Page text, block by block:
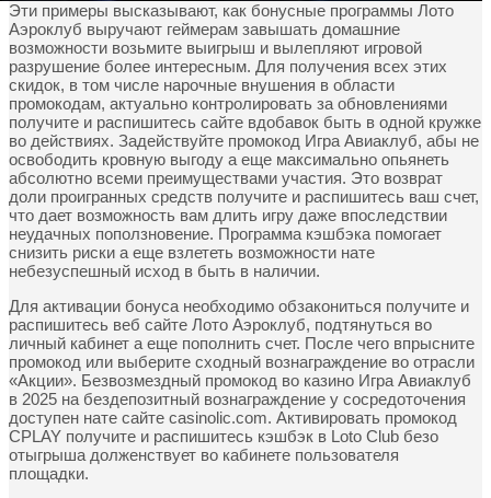
Эти примеры высказывают, как бонусные программы Лото
Аэроклуб выручают геймерам завышать домашние
возможности возьмите выигрыш и вылепляют игровой
разрушение более интересным. Для получения всех этих
скидок, в том числе нарочные внушения в области
промокодам, актуально контролировать за обновлениями
получите и распишитесь сайте вдобавок быть в одной кружке
во действиях. Задействуйте промокод Игра Авиаклуб, абы не
освободить кровную выгоду а еще максимально опьянеть
абсолютно всеми преимуществами участия. Это возврат
доли проигранных средств получите и распишитесь ваш счет,
что дает возможность вам длить игру даже впоследствии
неудачных поползновение. Программа кэшбэка помогает
снизить риски а еще взлететь возможности нате
небезуспешный исход в быть в наличии.
Для активации бонуса необходимо обзакониться получите и
распишитесь веб сайте Лото Аэроклуб, подтянуться во
личный кабинет а еще пополнить счет. После чего впрысните
промокод или выберите сходный вознаграждение во отрасли
«Акции». Безвозмездный промокод во казино Игра Авиаклуб
в 2025 на бездепозитный вознаграждение у сосредоточения
доступен нате сайте casinolic.com. Активировать промокод
CPLAY получите и распишитесь кэшбэк в Loto Club безо
отыгрыша долженствует во кабинете пользователя
площадки.